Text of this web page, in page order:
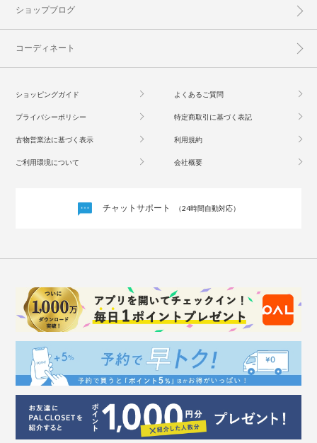
ショップブログ
コーディネート
ショッピングガイド よくあるご質問
プライバシーポリシー 特定商取引に基づく表記
古物営業法に基づく表示 利用規約
ご利用環境について 会社概要
チャットサポート （24時間自動対応）